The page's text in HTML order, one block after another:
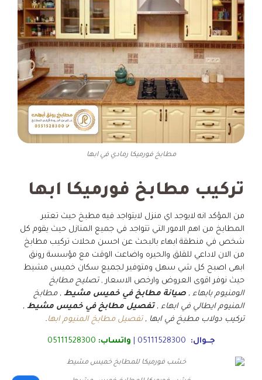
مطابخ فورميكا رمادي في ابها
تركيب مطابخ فورميكا ابها
من المؤكد انه لايوجد اي منزل لايتواجد فيه مطبخ حيث تعتبر
المطابخ من اهم الامور التي تتواجد في جميع المنازل حيث يقوم كل
شخص في منطقة ابهاء بالبحث عن احسن محلات تركيب مطابخ
من الان لاداعي للقلق والحيره واضاعت الوقت مع مؤسسة رونق
ابهى اصبح كل شي سهل ومتوفير لجميع سكان خميس مشيط
حيث نوفر اقوى العروض وارخص الاسعار ,تصليح مطابخ
الومنيوم بابهاء , صيانة مطابخ في خميس مشيط , مطابخ
المنيوم ايطالي في ابهاء ,تفصيل مطابخ في خميس مشيط ,
تركيب دولاب مطبخ في ابها ,تفصيل مطابخ المنيوم ابها .
جــوال: 05111528300 واتساب: 05111528300